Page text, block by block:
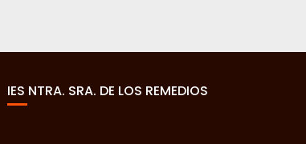
IES NTRA. SRA. DE LOS REMEDIOS